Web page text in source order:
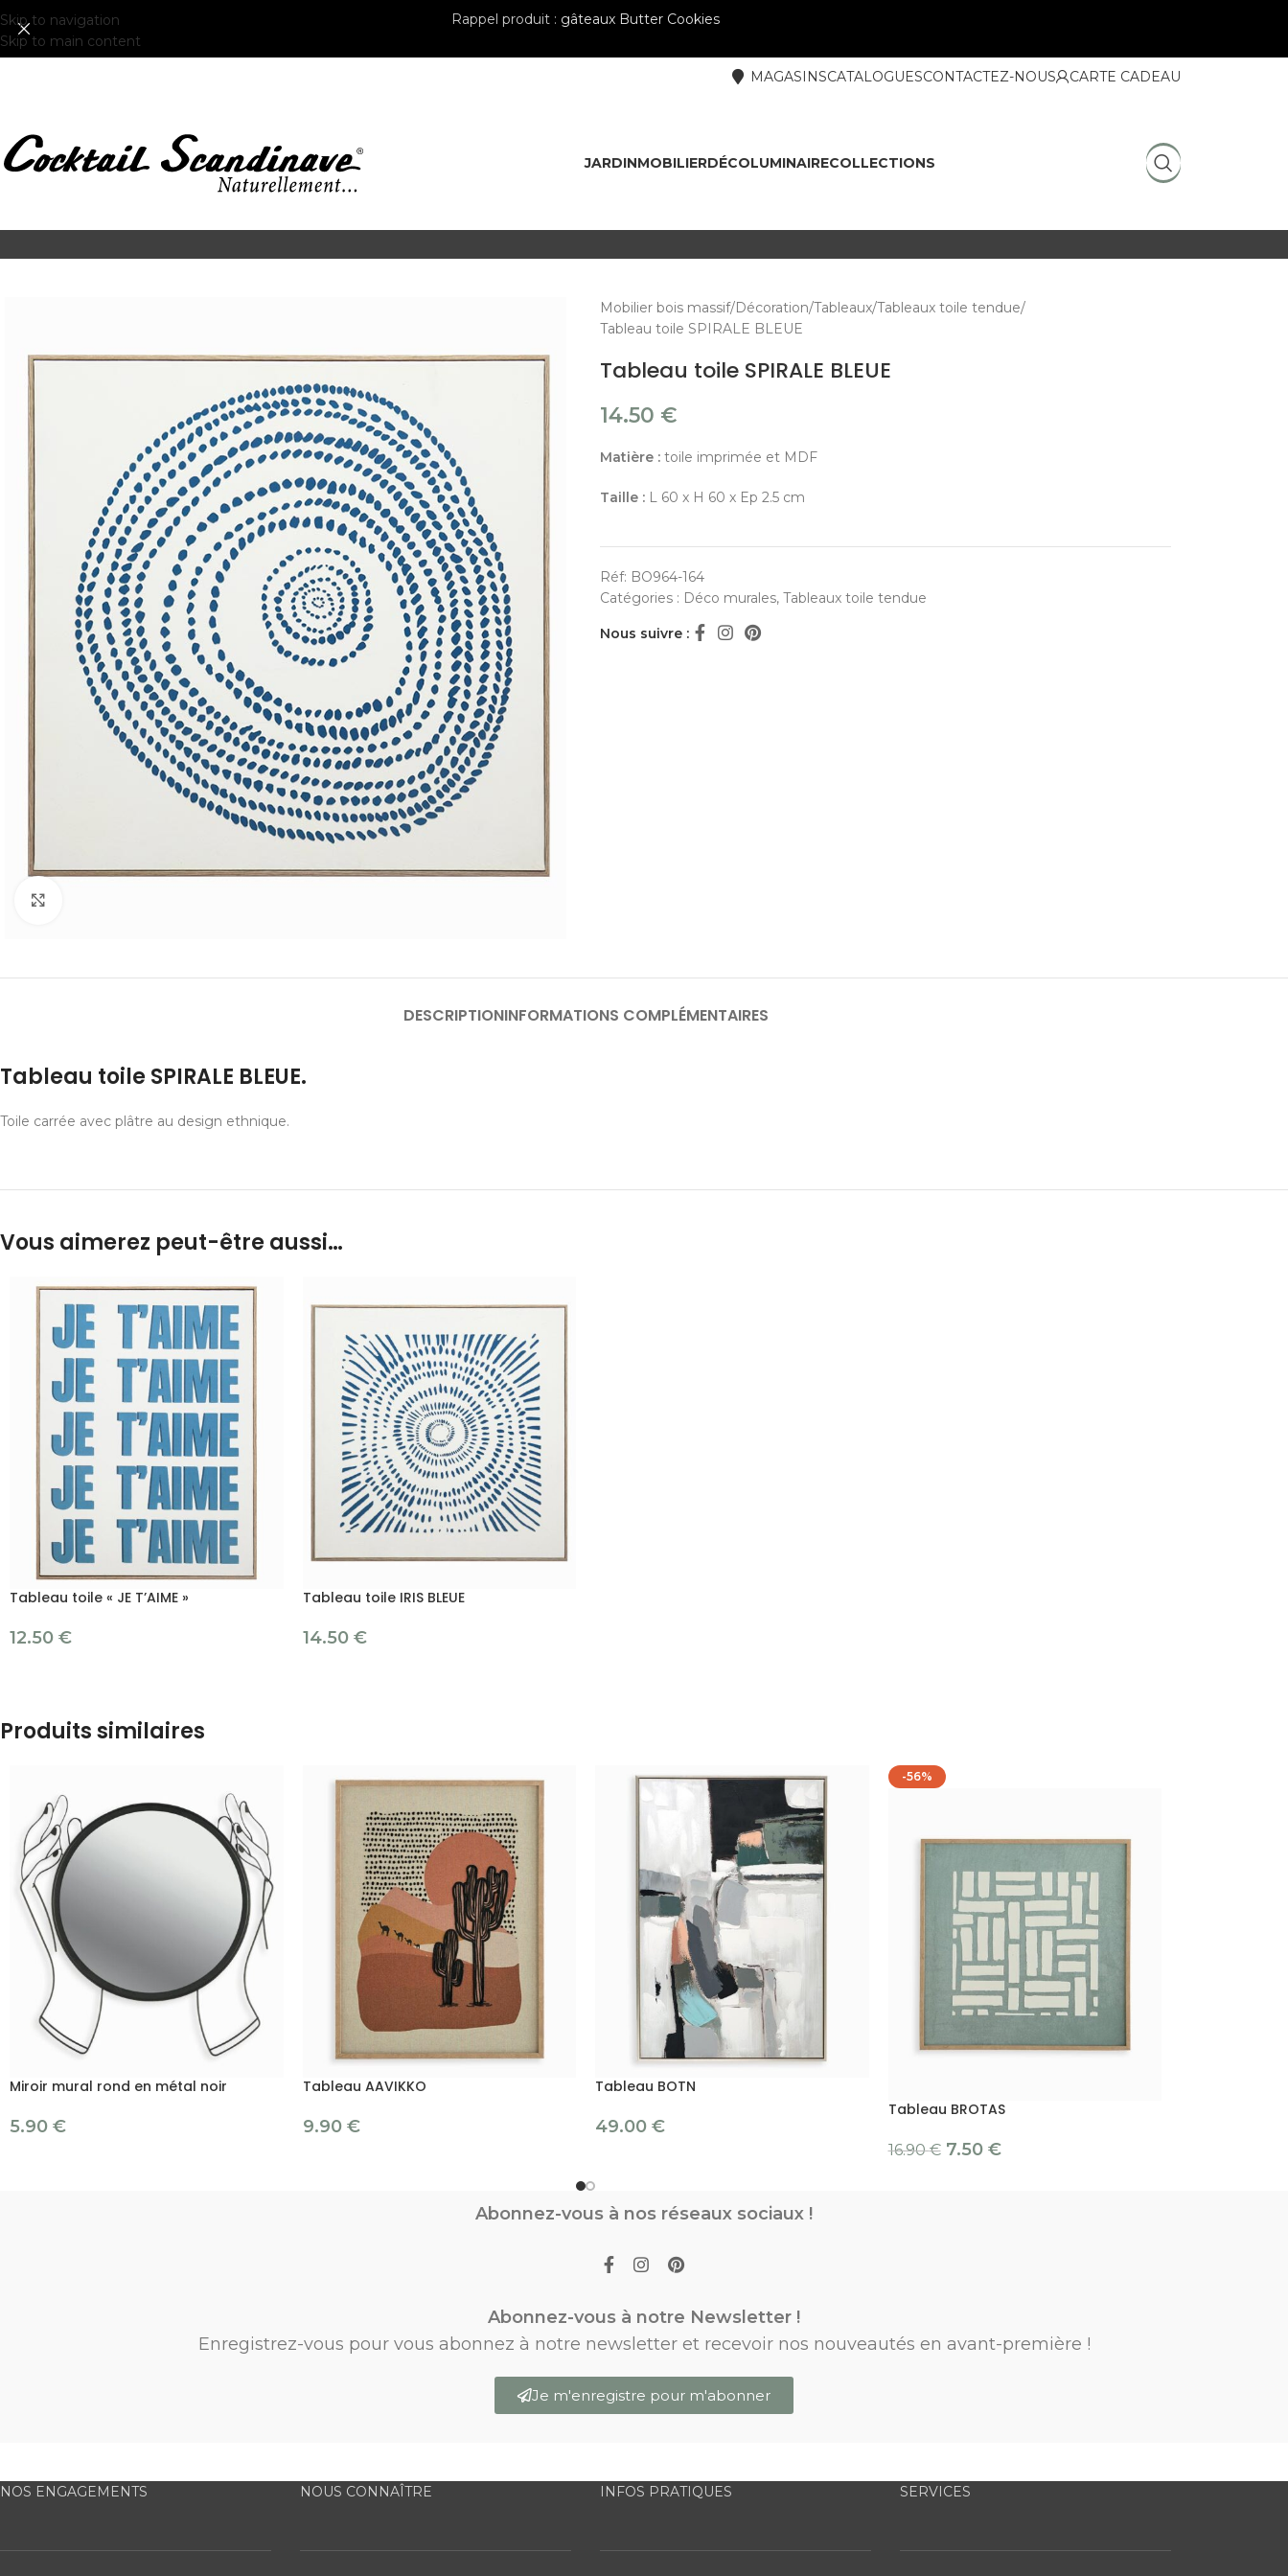
Skip to navigation
Skip to main content
Rappel produit : gâteaux Butter Cookies
MAGASINSCATALOGUESCONTACTEZ-NOUS CARTE CADEAU
JARDINMOBILIERDÉCOLUMINAIRECOLLECTIONS
Mobilier bois massif Décoration Tableaux Tableaux toile tendue
Tableau toile SPIRALE BLEUE
Tableau toile SPIRALE BLEUE
14.50 €
Matière :toile imprimée et MDF
Taille :L 60 x H 60 x Ep 2.5 cm
Réf: BO964-164
Catégories : Déco murales, Tableaux toile tendue
Nous suivre :
DESCRIPTIONINFORMATIONS COMPLÉMENTAIRES
Tableau toile SPIRALE BLEUE.
Toile carrée avec plâtre au design ethnique.
Vous aimerez peut-être aussi…
Tableau toile « JE T’AIME »
12.50 €
Tableau toile IRIS BLEUE
14.50 €
Produits similaires
Miroir mural rond en métal noir
5.90 €
Tableau AAVIKKO
9.90 €
Tableau BOTN
49.00 €
-56%
Tableau BROTAS
16.90€ 7.50 €
Abonnez-vous à nos réseaux sociaux !
Abonnez-vous à notre Newsletter !
Enregistrez-vous pour vous abonnez à notre newsletter et recevoir nos nouveautés en avant-première !
Je m'enregistre pour m'abonner
NOS ENGAGEMENTS NOUS CONNAÎTRE INFOS PRATIQUES SERVICES